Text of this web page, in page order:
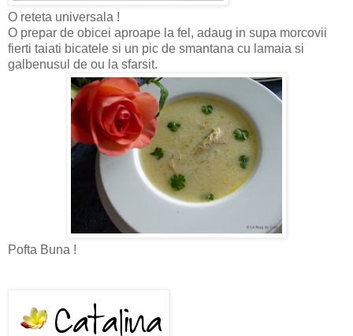
O reteta universala !
O prepar de obicei aproape la fel, adaug in supa morcovii
fierti taiati bicatele si un pic de smantana cu lamaia si
galbenusul de ou la sfarsit.
Pofta Buna !